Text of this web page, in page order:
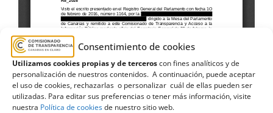
Consentimiento de cookies
Utilizamos cookies propias y de terceroscon fines analíticos y de
personalización de nuestros contenidos. A continuación, puede aceptar
el uso de cookies, rechazarlas o personalizar cuál de ellas pueden ser
utilizadas. Para editar sus preferencias o tener más información, visite
nuestra Política de cookiesde nuestro sitio web.